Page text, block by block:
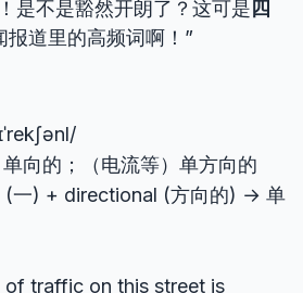
！是不是豁然开朗了？这可是 四
报道里的高频词啊！”
向的；（电流等）单方向的
(一) + directional (方向的) → 单
traffic on this street is